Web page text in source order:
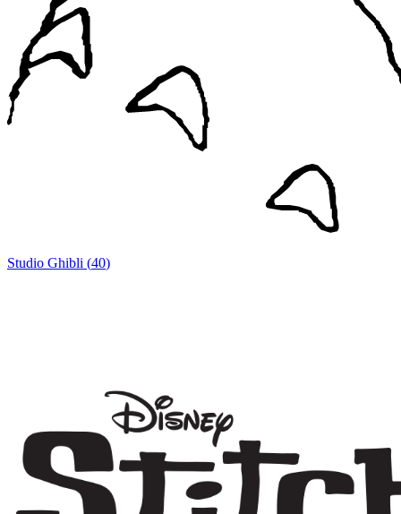
Studio Ghibli (40)